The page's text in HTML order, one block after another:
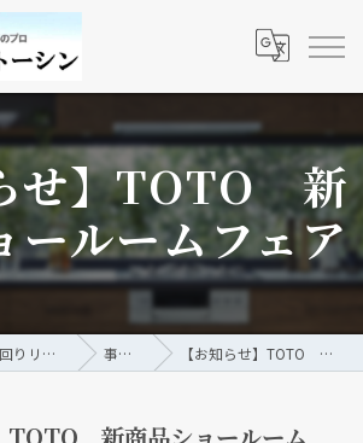
せ】TOTO 新
ールームフェア
大阪府大阪市の水回りリフォームなら株式会社トーシン 事例/ブログ 【お知らせ】TOTO 新商品ショールームフェア